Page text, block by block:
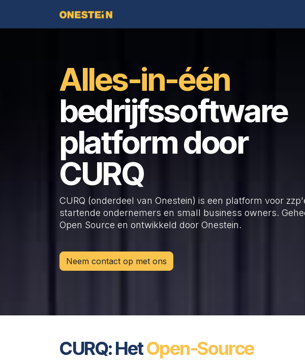
Alles-in-één
bedrijfssoftware
platform door
CURQ
CURQ (onderdeel van Onestein) is een platform voor
startende ondernemers en small business owners.
Open Source en ontwikkeld door Onestein.
Neem contact op met ons
CURQ: HetOpen-Source